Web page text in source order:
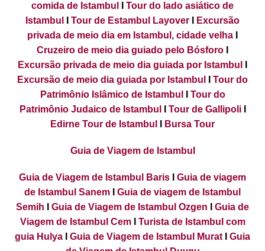
comida de Istambul
Tour do lado asiático de
Istambul
Tour de Estambul Layover
Excursão
privada de meio dia em Istambul, cidade velha
Cruzeiro de meio dia guiado pelo Bósforo
Excursão privada de meio dia guiada por Istambul
Excursão de meio dia guiada por Istambul
Tour do
Patrimônio Islâmico de Istambul
Tour do
Patrimônio Judaico de Istambul
Tour de GallipoliI
Edirne Tour de Istambul
Bursa Tour
Guia de Viagem de Istambul
Guia de Viagem de Istambul Baris
Guia de viagem
de Istambul Sanem
Guia de viagem de Istambul
Semih
Guia de Viagem de Istambul Ozgen
Guia de
Viagem de Istambul CemI Turista de Istambul com
guia Hulya
Guia de Viagem de Istambul Murat
Guia